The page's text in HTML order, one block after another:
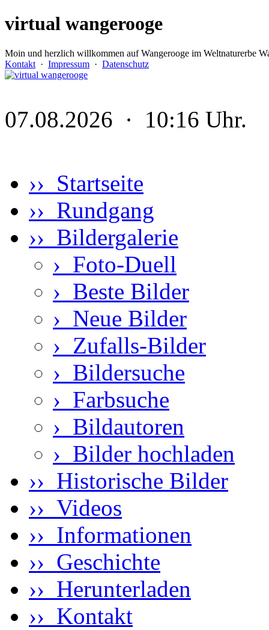
virtual wangerooge
Moin und herzlich willkommen auf Wangerooge im Weltnaturerbe
Kontakt · Impressum · Datenschutz
07.08.2026 · 10:16 Uhr.
›› Startseite
›› Rundgang
›› Bildergalerie
› Foto-Duell
› Beste Bilder
› Neue Bilder
› Zufalls-Bilder
› Bildersuche
› Farbsuche
› Bildautoren
› Bilder hochladen
›› Historische Bilder
›› Videos
›› Informationen
›› Geschichte
›› Herunterladen
›› Kontakt